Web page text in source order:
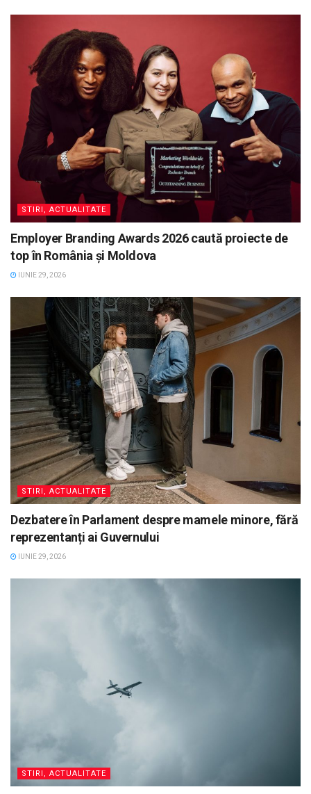
STIRI, ACTUALITATE
Employer Branding Awards 2026 caută proiecte de
top în România și Moldova
IUNIE 29, 2026
STIRI, ACTUALITATE
Dezbatere în Parlament despre mamele minore, fără
reprezentanți ai Guvernului
IUNIE 29, 2026
STIRI, ACTUALITATE